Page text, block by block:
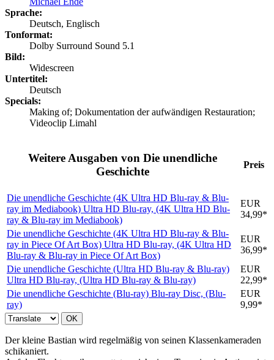
Sprache:
Deutsch, Englisch
Tonformat:
Dolby Surround Sound 5.1
Bild:
Widescreen
Untertitel:
Deutsch
Specials:
Making of; Dokumentation der aufwändigen Restauration;
Videoclip Limahl
Weitere Ausgaben von Die unendliche
Geschichte
Preis
Die unendliche Geschichte (4K Ultra HD Blu-ray & Blu-
ray im Mediabook) Ultra HD Blu-ray, (4K Ultra HD Blu-
ray & Blu-ray im Mediabook)
EUR
34,99*
Die unendliche Geschichte (4K Ultra HD Blu-ray & Blu-
ray in Piece Of Art Box) Ultra HD Blu-ray, (4K Ultra HD
Blu-ray & Blu-ray in Piece Of Art Box)
EUR
36,99*
Die unendliche Geschichte (Ultra HD Blu-ray & Blu-ray)
Ultra HD Blu-ray, (Ultra HD Blu-ray & Blu-ray)
EUR
22,99*
Die unendliche Geschichte (Blu-ray) Blu-ray Disc, (Blu-
ray)
EUR
9,99*
OK
Der kleine Bastian wird regelmäßig von seinen Klassenkameraden
schikaniert.